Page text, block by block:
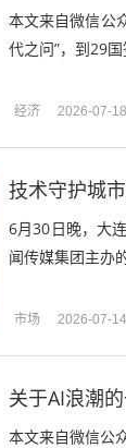
本文来自微信公
代之问”，到29
经济 2026-07-18
技术守护城
6月30日晚，大
闻传媒集团主办
市场 2026-07-14
关于AI浪潮
本文来自微信公